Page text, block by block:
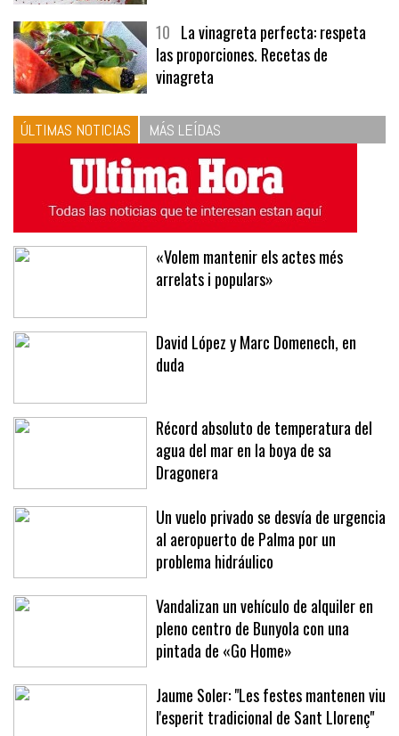
10 La vinagreta perfecta: respeta
las proporciones. Recetas de
vinagreta
ÚLTIMAS NOTICIAS MÁS LEÍDAS
«Volem mantenir els actes més
arrelats i populars»
David López y Marc Domenech, en
duda
Récord absoluto de temperatura del
agua del mar en la boya de sa
Dragonera
Un vuelo privado se desvía de urgencia
al aeropuerto de Palma por un
problema hidráulico
Vandalizan un vehículo de alquiler en
pleno centro de Bunyola con una
pintada de «Go Home»
Jaume Soler: "Les festes mantenen viu
l'esperit tradicional de Sant Llorenç"